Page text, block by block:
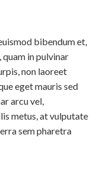
bibendum et,
in pulvinar
non laoreet
eget mauris sed
arcu vel,
metus, at vulputate
sem pharetra